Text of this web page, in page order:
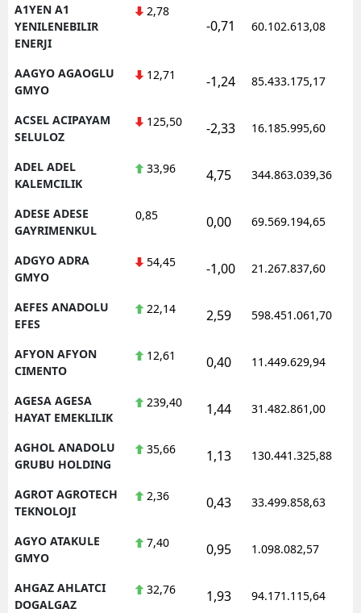
A1YEN A1
YENILENEBILIR
ENERJI
2,78
-0,71 60.102.613,08
AAGYO AGAOGLU
GMYO
12,71 -1,24 85.433.175,17
ACSEL ACIPAYAM
SELULOZ
125,50 -2,33 16.185.995,60
ADEL ADEL
KALEMCILIK
33,96 4,75 344.863.039,36
ADESE ADESE
GAYRIMENKUL
0,85 0,00 69.569.194,65
ADGYO ADRA
GMYO
54,45 -1,00 21.267.837,60
AEFES ANADOLU
EFES
22,14 2,59 598.451.061,70
AFYON AFYON
CIMENTO
12,61 0,40 11.449.629,94
AGESA AGESA
HAYAT EMEKLILIK
239,40 1,44 31.482.861,00
AGHOL ANADOLU
GRUBU HOLDING
35,66 1,13 130.441.325,88
AGROT AGROTECH
TEKNOLOJI
2,36 0,43 33.499.858,63
AGYO ATAKULE
GMYO
7,40 0,95 1.098.082,57
AHGAZ AHLATCI
DOGALGAZ
32,76 1,93 94.171.115,64